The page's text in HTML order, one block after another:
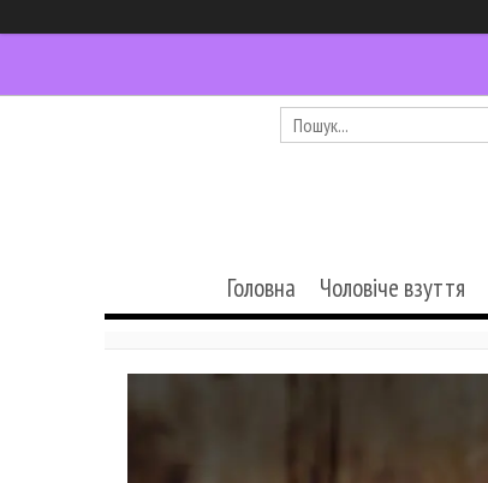
Головна Чоловіче взуття